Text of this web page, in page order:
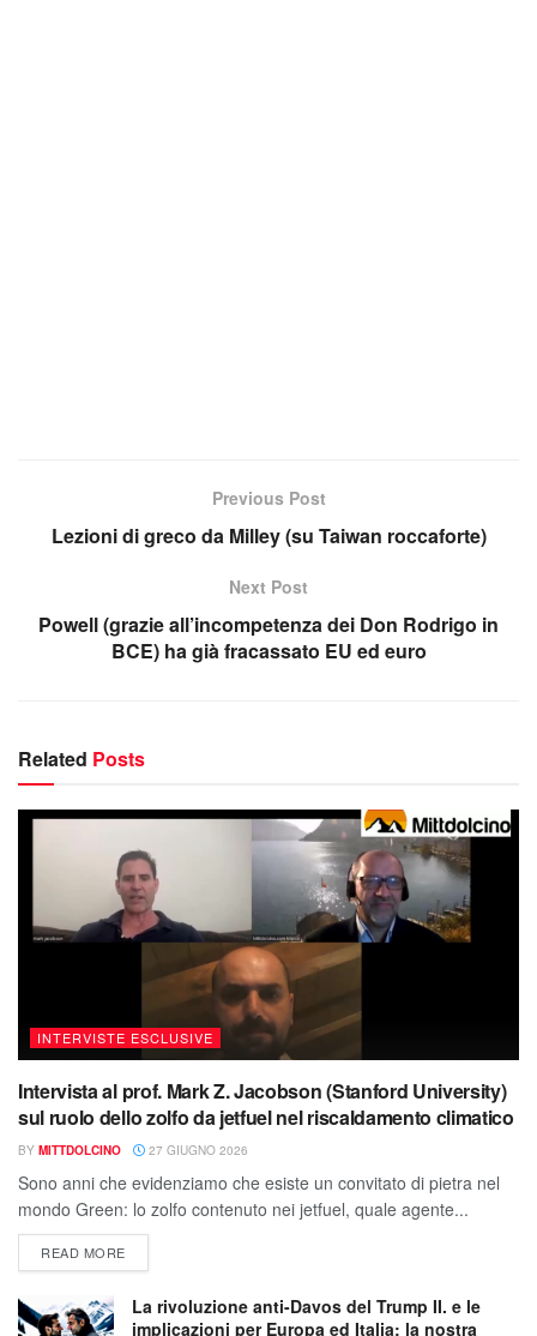
Previous Post
Lezioni di greco da Milley (su Taiwan roccaforte)
Next Post
Powell (grazie all’incompetenza dei Don Rodrigo in
BCE) ha già fracassato EU ed euro
Related Posts
INTERVISTE ESCLUSIVE
Intervista al prof. Mark Z. Jacobson (Stanford University)
sul ruolo dello zolfo da jetfuel nel riscaldamento climatico
BY MITTDOLCINO 27 GIUGNO 2026
Sono anni che evidenziamo che esiste un convitato di pietra nel
mondo Green: lo zolfo contenuto nei jetfuel, quale agente...
READ MORE
La rivoluzione anti-Davos del Trump II. e le
implicazioni per Europa ed Italia: la nostra